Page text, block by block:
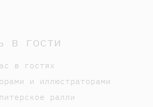
в гости
в гостях
и иллюстраторами
ралли